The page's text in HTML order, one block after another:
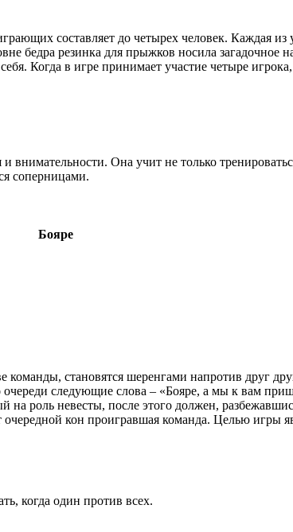
составляет до четырех человек. Каждая
бедра резинка для прыжков носила загадочное
Когда в игре принимает участие четыре
внимательности. Она учит не только
соперницами.
Бояре
становятся шеренгами напротив друг
следующие слова – «Бояре, а мы к вам
на роль невесты, после этого должен,
кон проигравшая команда. Целью игры
когда один против всех.